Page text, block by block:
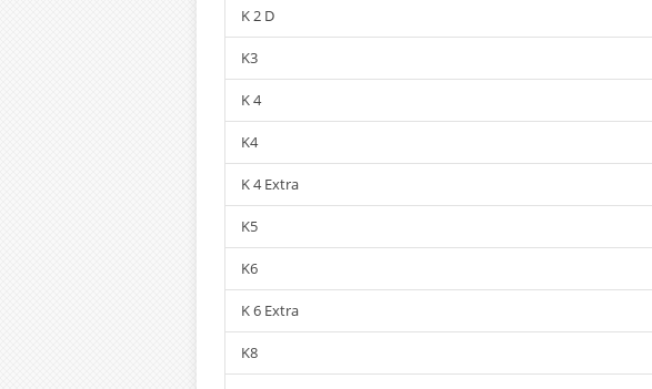
K 2 D
K3
K 4
K4
K 4 Extra
K5
K6
K 6 Extra
K8